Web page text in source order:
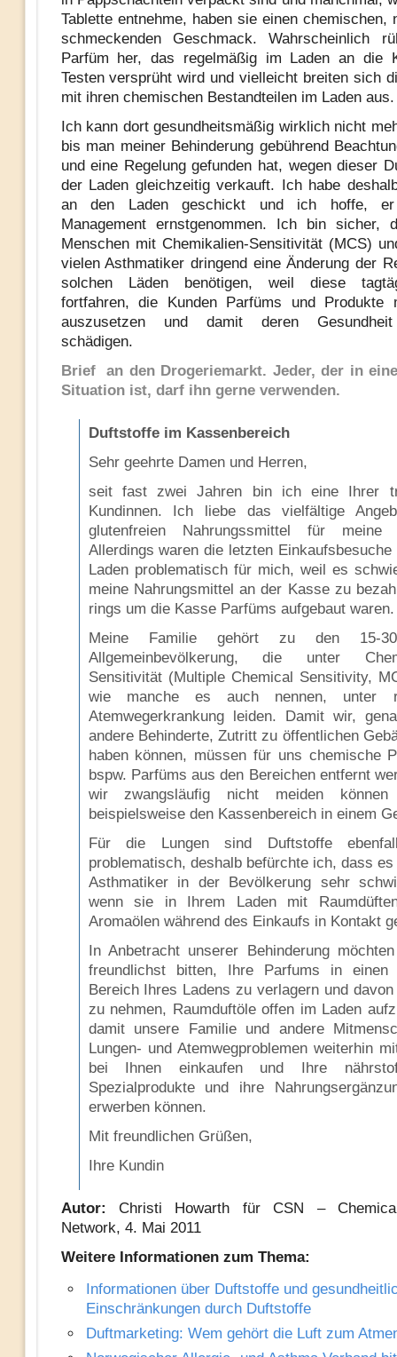
Tablette entnehme, haben sie einen chemischen,
schmeckenden Geschmack. Wahrscheinlich
Parfüm her, das regelmäßig im Laden an die
Testen versprüht wird und vielleicht breiten sich
mit ihren chemischen Bestandteilen im Laden aus.
Ich kann dort gesundheitsmäßig wirklich nicht
bis man meiner Behinderung gebührend
und eine Regelung gefunden hat, wegen dieser
der Laden gleichzeitig verkauft. Ich habe
an den Laden geschickt und ich hoffe,
Management ernstgenommen. Ich bin sicher,
Menschen mit Chemikalien-Sensitivität (MCS)
vielen Asthmatiker dringend eine Änderung der
solchen Läden benötigen, weil diese
fortfahren, die Kunden Parfüms und Produkte
auszusetzen und damit deren Gesundheit
schädigen.
Brief an den Drogeriemarkt. Jeder, der in
Situation ist, darf ihn gerne verwenden.
Duftstoffe im Kassenbereich
Sehr geehrte Damen und Herren,
seit fast zwei Jahren bin ich eine Ihrer
Kundinnen. Ich liebe das vielfältige
glutenfreien Nahrungssmittel für meine
Allerdings waren die letzten Einkaufsbesuche
Laden problematisch für mich, weil es
meine Nahrungsmittel an der Kasse zu
rings um die Kasse Parfüms aufgebaut waren.
Meine Familie gehört zu den 15-
Allgemeinbevölkerung, die unter
Sensitivität (Multiple Chemical Sensitivity,
wie manche es auch nennen, unter
Atemwegerkrankung leiden. Damit wir,
andere Behinderte, Zutritt zu öffentlichen
haben können, müssen für uns chemische
bspw. Parfüms aus den Bereichen entfernt
wir zwangsläufig nicht meiden
beispielsweise den Kassenbereich in einem
Für die Lungen sind Duftstoffe
problematisch, deshalb befürchte ich, dass
Asthmatiker in der Bevölkerung sehr
wenn sie in Ihrem Laden mit
Aromaölen während des Einkaufs in Kontakt
In Anbetracht unserer Behinderung
freundlichst bitten, Ihre Parfums in einen
Bereich Ihres Ladens zu verlagern und davon
zu nehmen, Raumduftöle offen im Laden
damit unsere Familie und andere
Lungen- und Atemwegproblemen weiterhin
bei Ihnen einkaufen und Ihre
Spezialprodukte und ihre
erwerben können.
Mit freundlichen Grüßen,
Ihre Kundin
Autor: Christi Howarth für CSN –
Network, 4. Mai 2011
Weitere Informationen zum Thema:
Informationen über Duftstoffe und
Einschränkungen durch Duftstoffe
Duftmarketing: Wem gehört die Luft zum